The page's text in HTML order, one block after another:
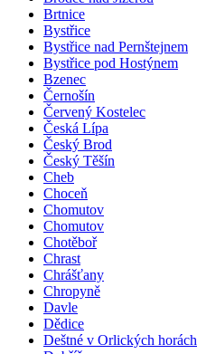
Brtnice
Bystřice
Bystřice nad Pernštejnem
Bystřice pod Hostýnem
Bzenec
Černošín
Červený Kostelec
Česká Lípa
Český Brod
Český Těšín
Cheb
Choceň
Chomutov
Chomutov
Chotěboř
Chrast
Chrášťany
Chropyně
Davle
Dědice
Deštné v Orlických horách